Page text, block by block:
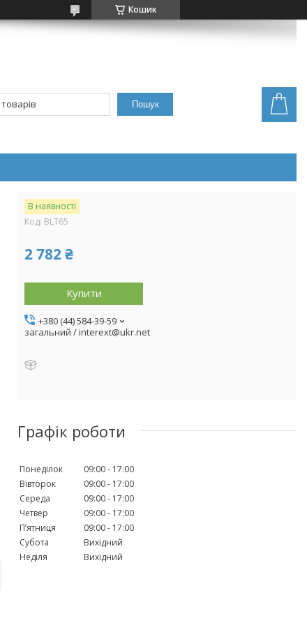
Кошик
Пошук
В наявності
Код: BLТ65
2 782 ₴
Купити
+380 (44) 584-39-59
загальний / interext@ukr.net
Графік роботи
Понеділок 09:00
17:00
Вівторок
09:00
17:00
Середа
09:00
17:00
Четвер
09:00
17:00
Пʼятниця
09:00
17:00
Субота
Вихідний
Неділя
Вихідний